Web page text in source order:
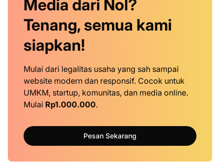
Media dari Nol?
Tenang, semua kami
siapkan!
Mulai dari legalitas usaha yang sah sampai
website modern dan responsif. Cocok untuk
UMKM, startup, komunitas, dan media online.
Mulai Rp1.000.000.
Pesan Sekarang